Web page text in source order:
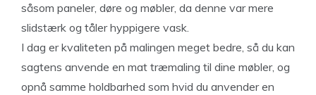
såsom paneler, døre og møbler, da denne var mere
slidstærk og tåler hyppigere vask.
I dag er kvaliteten på malingen meget bedre, så du kan
sagtens anvende en mat træmaling til dine møbler, og
opnå samme holdbarhed som hvid du anvender en